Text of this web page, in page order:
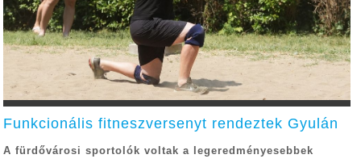
Funkcionális fitneszversenyt rendeztek Gyulán
A fürdővárosi sportolók voltak a legeredményesebbek